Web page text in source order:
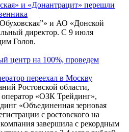
и «Донантрацит» перешли
и АО «Донской
директор. С 9 июля
Голов.
переехал в Москву
Ростовской области,
оператор «ОЗК Трейдинг»,
«Объединенная зерновая
с ростовского на
завершила с рекордным